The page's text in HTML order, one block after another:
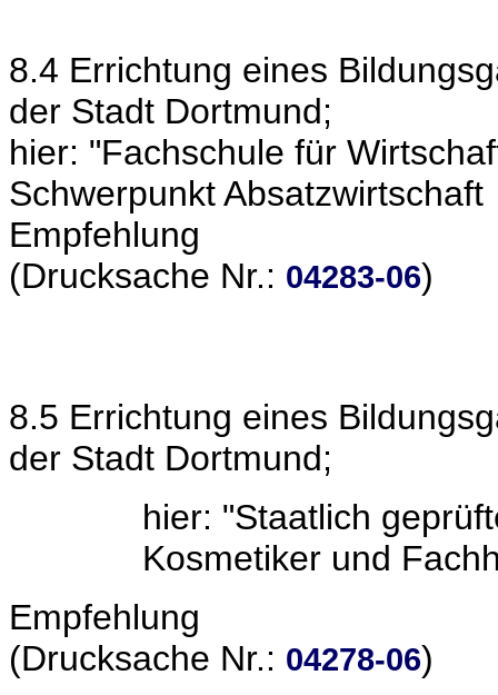
8.4 Errichtung eines
der Stadt Dortmund;
hier: "Fachschule für
Schwerpunkt Absatzwirtschaft
Empfehlung
(Drucksache Nr.: 04283-06)
8.5 Errichtung eines
der Stadt Dortmund;
hier: "Staatlich
Kosmetiker und
Empfehlung
(Drucksache Nr.: 04278-06)